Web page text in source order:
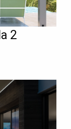
2